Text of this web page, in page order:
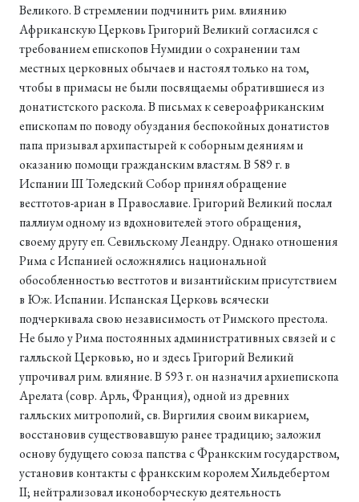
Великого. В стремлении подчинить рим. влиянию
Африканскую Церковь Григорий Великий согласился с
требованием епископов Нумидии о сохранении там
местных церковных обычаев и настоял только на том,
чтобы в примасы не были посвящаемы обратившиеся из
донатистского раскола. В письмах к североафриканским
епископам по поводу обуздания беспокойных донатистов
папа призывал архипастырей к соборным деяниям и
оказанию помощи гражданским властям. В 589 г. в
Испании III Толедский Собор принял обращение
вестготов-ариан в Православие. Григорий Великий послал
паллиум одному из вдохновителей этого обращения,
своему другу еп. Севильскому Леандру. Однако отношения
Рима с Испанией осложнялись национальной
обособленностью вестготов и византийским присутствием
в Юж. Испании. Испанская Церковь всячески
подчеркивала свою независимость от Римского престола.
Не было у Рима постоянных административных связей и с
галльской Церковью, но и здесь Григорий Великий
упрочивал рим. влияние. В 593 г. он назначил архиепископа
Арелата (совр. Арль, Франция), одной из древних
галльских митрополий, св. Виргилия своим викарием,
восстановив существовавшую ранее традицию; заложил
основу будущего союза папства с Франкским государством,
установив контакты с франкским королем Хильдебертом
II; нейтрализовал иконоборческую деятельность